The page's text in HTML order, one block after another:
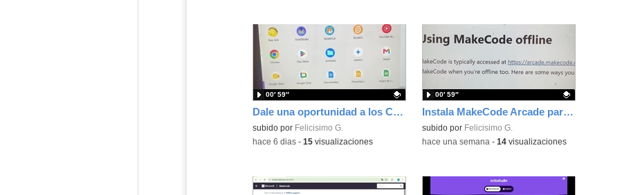
Dale una oportunidad a los Chromebooks y utiliza un proyector para realizar talleres si no tienes pantallas táctiles
Contenido educativo.
subido por Felicisimo G.
00′ 59″
-hace 6 dias- 15visualizaciones
Instala MakeCode Arcade para trabajar offline en tu tablet, ordenador, Chromebook
Contenido educativo.
subido por Felicisimo G.
00′ 59″
-hace una semana - 14visualizaciones